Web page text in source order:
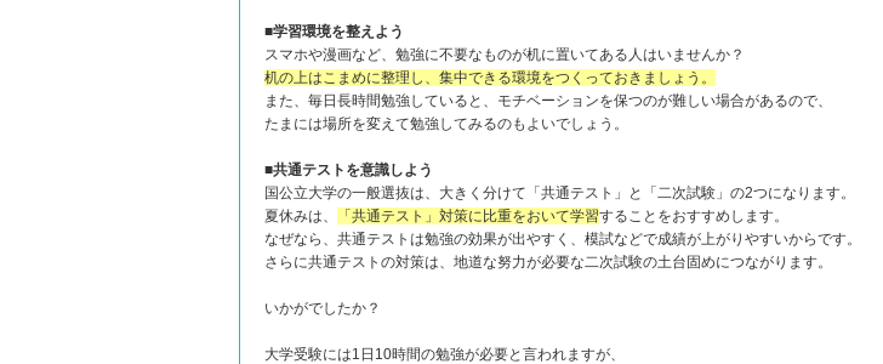
■学習環境を整えよう
スマホや漫画など、勉強に不要なものが机に置いてある人はいませんか？
机の上はこまめに整理し、集中できる環境をつくっておきましょう。
また、毎日長時間勉強していると、モチベーションを保つのが難しい場合があるので、
たまには場所を変えて勉強してみるのもよいでしょう。
■共通テストを意識しよう
国公立大学の一般選抜は、大きく分けて「共通テスト」と「二次試験」の2つになります。
夏休みは、
「共通テスト」対策に比重をおいて学習することをおすすめします。
なぜなら、共通テストは勉強の効果が出やすく、模試などで成績が上がりやすいからです。
さらに共通テストの対策は、地道な努力が必要な二次試験の土台固めにつながります。
いかがでしたか？
大学受験には1日10時間の勉強が必要と言われますが、